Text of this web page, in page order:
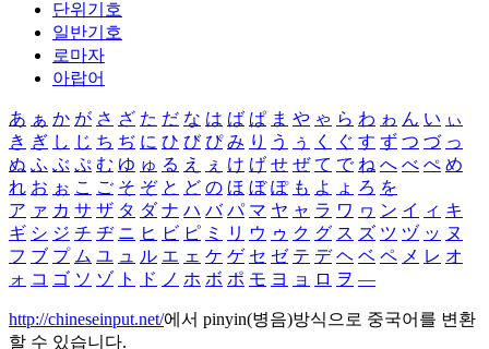
단위기호
일반기호
로마자
아랍어
あ ぁ か が さ ざ た だ な は ば ぱ ま や ゃ ら わ ゎ ん い ぃ
き ぎ し じ ち ぢ に ひ び ぴ み り う ぅ く ぐ す ず つ づ っ
ぬ ふ ぶ ぷ む ゆ ゅ る え ぇ け げ せ ぜ て で ね へ べ ぺ め
れ お ぉ こ ご そ ぞ と ど の ほ ぼ ぽ も よ ょ ろ を
ア ァ カ サ ザ タ ダ ナ ハ バ パ マ ヤ ャ ラ ワ ヮ ン イ ィ キ
ギ シ ジ チ ヂ ニ ヒ ビ ピ ミ リ ウ ゥ ク グ ス ズ ツ ヅ ッ ヌ
フ ブ プ ム ユ ュ ル エ ェ ケ ゲ セ ゼ テ デ ヘ ベ ペ メ レ オ
ォ コ ゴ ソ ゾ ト ド ノ ホ ボ ポ モ ヨ ョ ロ ヲ ―
http://chineseinput.net/에서 pinyin(병음)방식으로 중국어를 변환
할 수 있습니다.